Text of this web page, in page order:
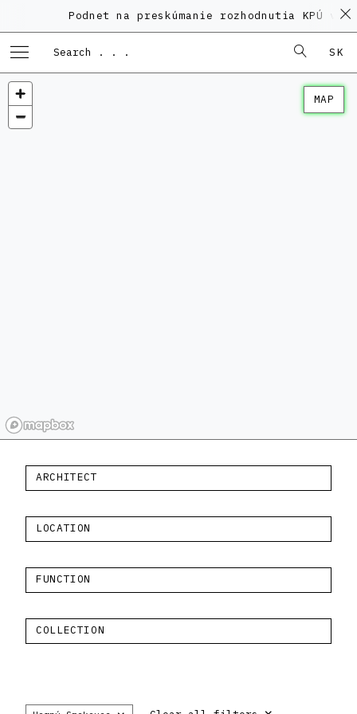
Podnet na preskúmanie rozhodnutia KPÚ vo
SK
MAP
ARCHITECT
LOCATION
FUNCTION
COLLECTION